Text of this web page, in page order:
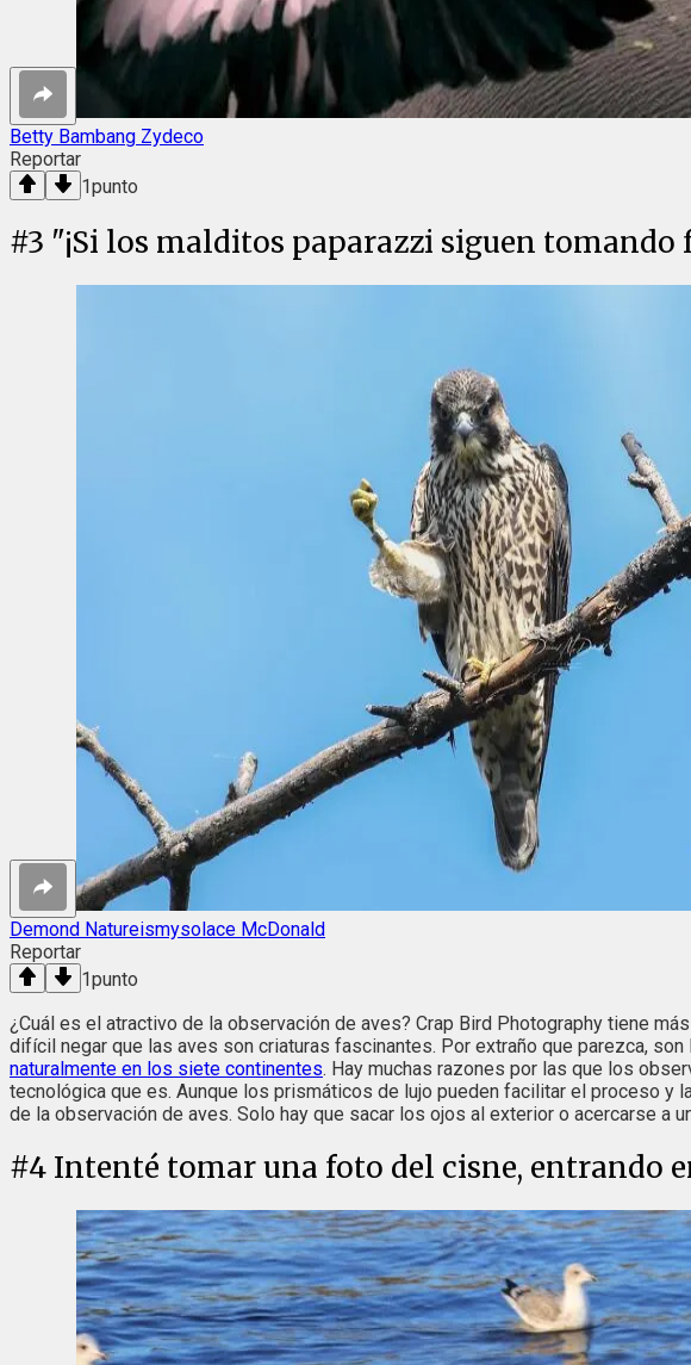
Betty Bambang Zydeco
Reportar
1punto
#3 "¡Si los malditos paparazzi siguen
Demond Natureismysolace McDonald
Reportar
1punto
¿Cuál es el atractivo de la observación de aves? Crap Bird Photography tiene
difícil negar que las aves son criaturas fascinantes. Por extraño que parezca, son
naturalmente en los siete continentes. Hay muchas razones por las que los
tecnológica que es. Aunque los prismáticos de lujo pueden facilitar el proceso y
de la observación de aves. Solo hay que sacar los ojos al exterior o acercarse a
#4 Intenté tomar una foto del cisne, entrando